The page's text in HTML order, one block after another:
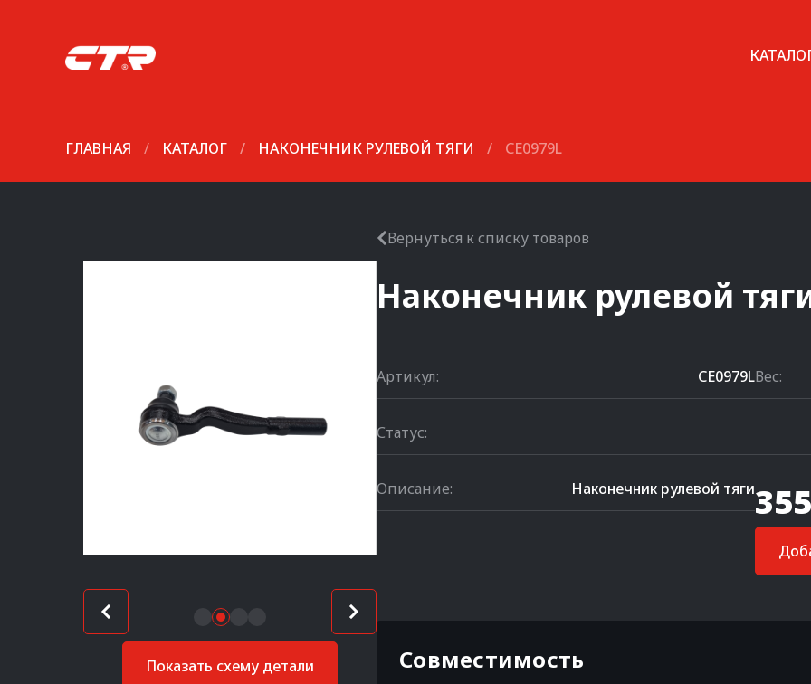
ГЛАВНАЯ / КАТАЛОГ / НАКОНЕЧНИК РУЛЕВОЙ ТЯГИ / CE0979L
Показать схему детали
Вернуться к списку товаров
Наконечник рулевой
Артикул: CE0979LВес:
Статус:
Описание: Наконечник рулевой тяги
Совместимость